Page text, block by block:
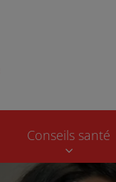
Conseils santé